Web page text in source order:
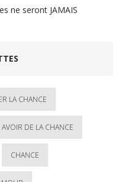
ne seront JAMAIS
LA CHANCE
AVOIR DE LA CHANCE
CHANCE